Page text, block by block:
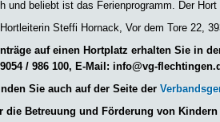
und beliebt ist das Ferienprogramm. Der
Steffi Hornack, Vor dem Tore 22,
auf einen Hortplatz erhalten Sie in
/ 986 100, E-Mail: info@vg-
Sie auch auf der Seite der
die Betreuung und Förderung von